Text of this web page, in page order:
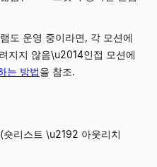
도 운영 중이라면, 각 모션에
지지 않음\u2014인접 모션에
는 방법을 참조.
리스트 \u2192 아웃리치